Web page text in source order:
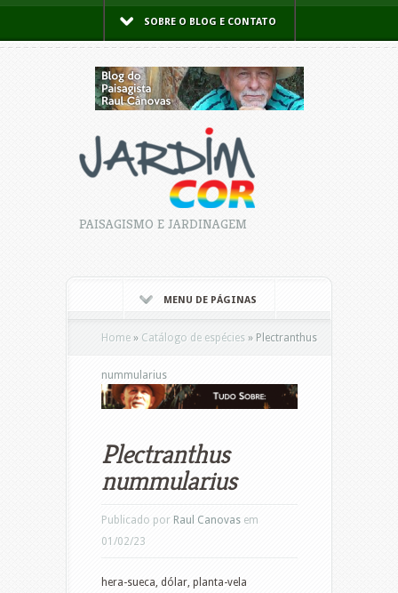
SOBRE O BLOG E CONTATO
PAISAGISMO E JARDINAGEM
MENU DE PÁGINAS
Home » Catálogo de espécies » Plectranthus
nummularius
Plectranthus
nummularius
Publicado por Raul Canovas em
01/02/23
hera-sueca, dólar, planta-vela